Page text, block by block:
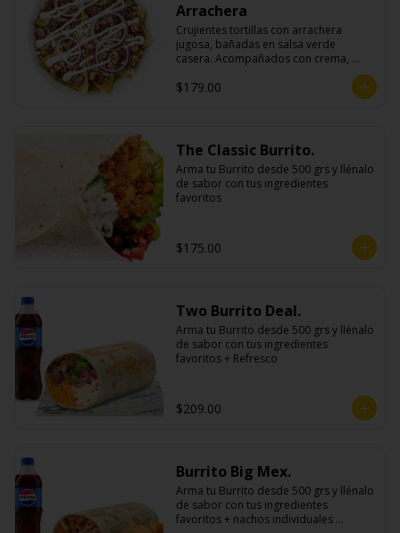
Arrachera
Crujientes tortillas con arrachera
jugosa, bañadas en salsa verde
casera. Acompañados con crema,
$179.00
The Classic Burrito.
Arma tu Burrito desde 500 grs y llénalo
de sabor con tus ingredientes
favoritos
$175.00
Two Burrito Deal.
Arma tu Burrito desde 500 grs y llénalo
de sabor con tus ingredientes
favoritos + Refresco
$209.00
Burrito Big Mex.
Arma tu Burrito desde 500 grs y llénalo
de sabor con tus ingredientes
favoritos + nachos individuales